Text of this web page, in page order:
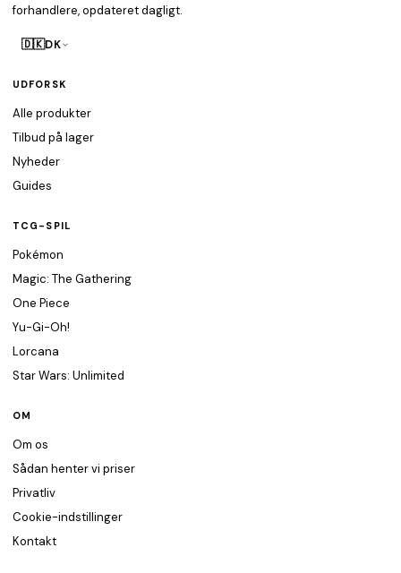
forhandlere, opdateret dagligt.
🇩🇰DK
UDFORSK
Alle produkter
Tilbud på lager
Nyheder
Guides
TCG-SPIL
Pokémon
Magic: The Gathering
One Piece
Yu-Gi-Oh!
Lorcana
Star Wars: Unlimited
OM
Om os
Sådan henter vi priser
Privatliv
Cookie-indstillinger
Kontakt